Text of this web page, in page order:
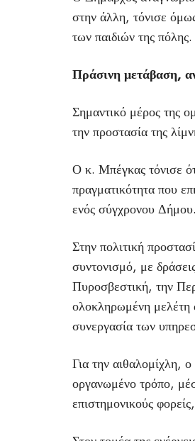
στην άλλη, τόνισε
των παιδιών της πόλης.
Πράσινη μετάβαση,
Σημαντικό μέρος της
την προστασία της
Ο κ. Μπέγκας τόνισε
πραγματικότητα που
ενός σύγχρονου Δήμου.
Στην πολιτική
συντονισμό, με
Πυροσβεστική, την
ολοκληρωμένη μελέτη
συνεργασία των
Για την αιθαλομίχλη,
οργανωμένο τρόπο,
επιστημονικούς